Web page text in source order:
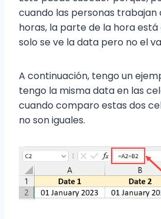
cuando las personas trabajan
horas, la parte de la hora
solo se ve la data pero no el
A continuación, tengo un
tengo la misma data en las
cuando comparo estas dos
no son iguales.